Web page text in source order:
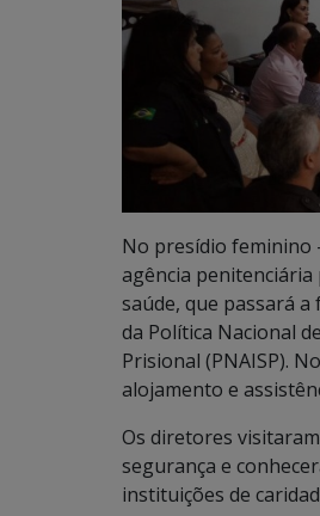
No presídio feminino
agência
saúde, que passará a
da Política Nacional
Prisional (PNAISP).
alojamento e
Os diretores
segurança e
instituições de